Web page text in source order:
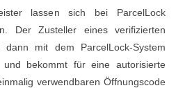
lassen sich bei ParcelLock
Der Zusteller eines verifizierten
dann mit dem ParcelLock-System
bekommt für eine autorisierte
verwendbaren Öffnungscode